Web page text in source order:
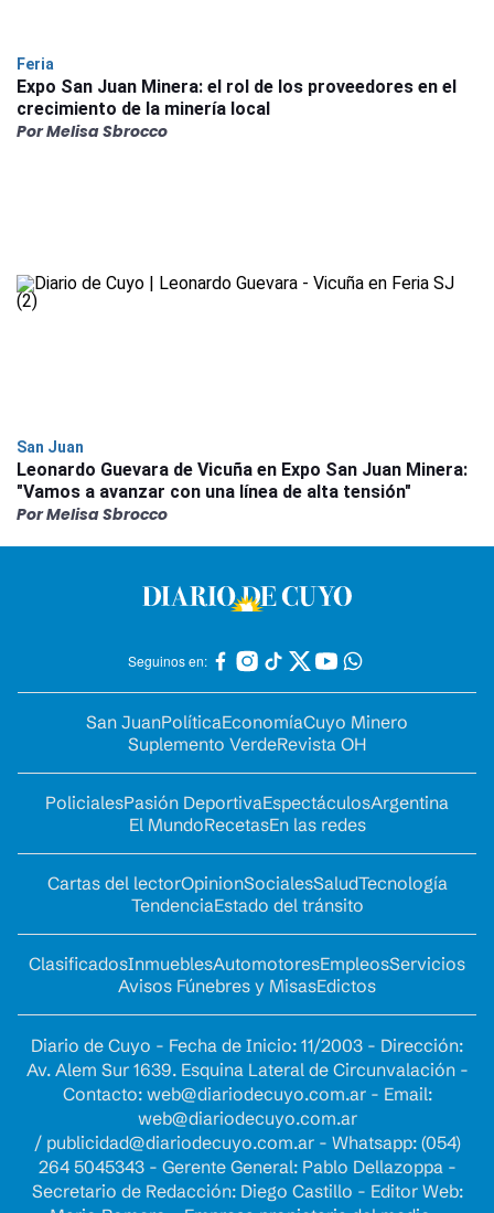
Feria
Expo San Juan Minera: el rol de los proveedores en el
crecimiento de la minería local
Por Melisa Sbrocco
San Juan
Leonardo Guevara de Vicuña en Expo San Juan Minera:
"Vamos a avanzar con una línea de alta tensión"
Por Melisa Sbrocco
Seguinos en:
San JuanPolíticaEconomíaCuyo Minero
Suplemento VerdeRevista OH
PolicialesPasión DeportivaEspectáculosArgentina
El MundoRecetasEn las redes
Cartas del lectorOpinionSocialesSaludTecnología
TendenciaEstado del tránsito
ClasificadosInmueblesAutomotoresEmpleosServicios
Avisos Fúnebres y MisasEdictos
Diario de Cuyo - Fecha de Inicio: 11/2003 - Dirección:
Av. Alem Sur 1639. Esquina Lateral de Circunvalación -
Contacto: web@diariodecuyo.com.ar- Email:
web@diariodecuyo.com.ar
/ publicidad@diariodecuyo.com.ar- Whatsapp: (054)
264 5045343 - Gerente General: Pablo Dellazoppa -
Secretario de Redacción: Diego Castillo - Editor Web: